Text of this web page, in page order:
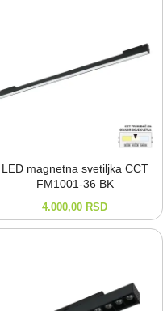
LED magnetna svetiljka CCT
FM1001-⁠36 BK
4.000,00 RSD